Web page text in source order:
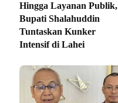
Hingga Layanan Publik,
Bupati Shalahuddin
Tuntaskan Kunker
Intensif di Lahei